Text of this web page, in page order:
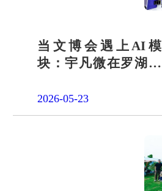
当文博会遇上AI模
块：宇凡微在罗湖展
答卷
2026-05-23